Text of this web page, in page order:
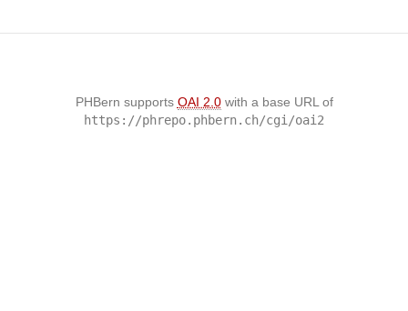
PHBern supports OAI 2.0with a base URL of
https://phrepo.phbern.ch/cgi/oai2